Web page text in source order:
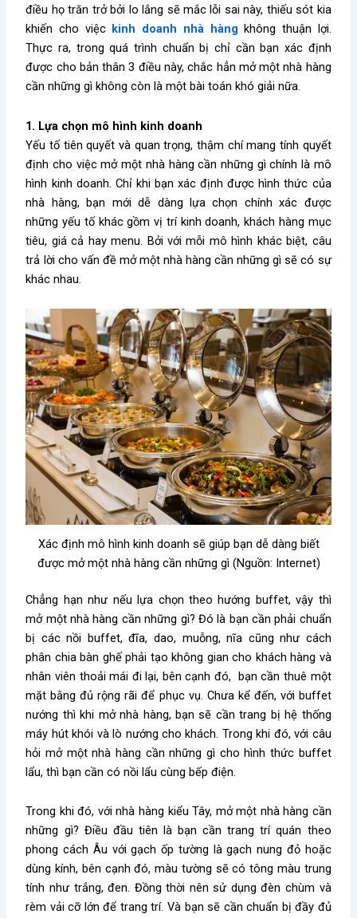
điều họ trăn trở bởi lo lắng sẽ mắc lỗi sai này, thiếu sót kia
khiến cho việc kinh doanh nhà hàng không thuận lợi.
Thực ra, trong quá trình chuẩn bị chỉ cần bạn xác định
được cho bản thân 3 điều này, chắc hẳn mở một nhà hàng
cần những gì không còn là một bài toán khó giải nữa.
1. Lựa chọn mô hình kinh doanh
Yếu tố tiên quyết và quan trọng, thậm chí mang tính quyết
định cho việcmở một nhà hàng cần những gì chính là mô
hình kinh doanh. Chỉ khi bạn xác định được hình thức của
nhà hàng, bạn mới dễ dàng lựa chọn chính xác được
những yếu tố khác gồm vị trí kinh doanh, khách hàng mục
tiêu, giá cả hay menu. Bởi với mỗi mô hình khác biệt, câu
trả lời cho vấn đề mở một nhà hàng cần những gì sẽ có sự
khác nhau.
Xác định mô hình kinh doanh sẽ giúp bạn dễ dàng biết
được mở một nhà hàng cần những gì (Nguồn: Internet)
Chẳng hạn như nếu lựa chọn theo hướng buffet, vậy thì
mở một nhà hàng cần những gì? Đó là bạn cần phải chuẩn
bị các nồi buffet, đĩa, dao, muỗng, nĩa cũng như cách
phân chia bàn ghế phải tạo không gian cho khách hàng và
nhân viên thoải mái đi lại, bên cạnh đó, bạn cần thuê một
mặt bằng đủ rộng rãi để phục vụ. Chưa kể đến, với buffet
nướng thì khi mở nhà hàng, bạn sẽ cần trang bị hệ thống
máy hút khói và lò nướng cho khách. Trong khi đó, với câu
hỏimở một nhà hàng cần những gì cho hình thức buffet
lẩu, thì bạn cần có nồi lẩu cùng bếp điện.
Trong khi đó, với nhà hàng kiểu Tây, mở một nhà hàng cần
những gì? Điều đầu tiên là bạn cần trang trí quán theo
phong cách Âu với gạch ốp tường là gạch nung đỏ hoặc
dùng kính, bên cạnh đó, màu tường sẽ có tông màu trung
tính như trắng, đen. Đồng thời nên sử dụng đèn chùm và
rèm vải cỡ lớn để trang trí. Và bạn sẽ cần chuẩn bị đầy đủ